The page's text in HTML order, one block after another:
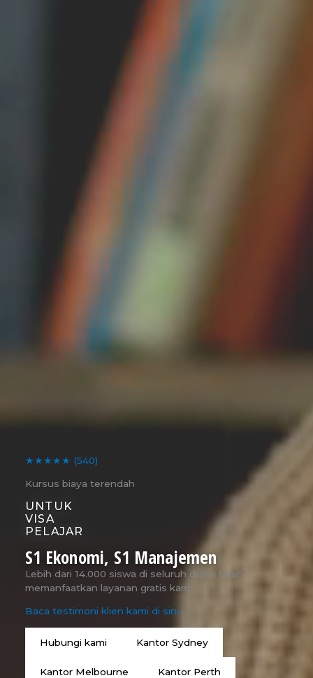
★★★★★ (540)
Kursus biaya terendah
UNTUK
VISA
PELAJAR
S1 Ekonomi, S1 Manajemen
Lebih dari 14.000 siswa di seluruh dunia telah
memanfaatkan layanan gratis kami.
Baca testimoni klien kami di sini
Hubungi kami Kantor Sydney
Kantor Melbourne Kantor Perth